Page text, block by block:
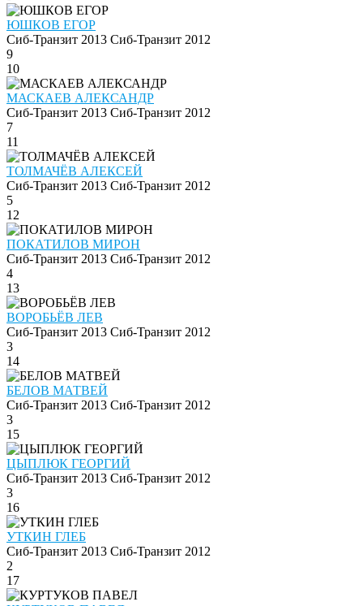
ЮШКОВ ЕГОР
Сиб-Транзит 2013 Сиб-Транзит 2012
9
10
МАСКАЕВ АЛЕКСАНДР
Сиб-Транзит 2013 Сиб-Транзит 2012
7
11
ТОЛМАЧЁВ АЛЕКСЕЙ
Сиб-Транзит 2013 Сиб-Транзит 2012
5
12
ПОКАТИЛОВ МИРОН
Сиб-Транзит 2013 Сиб-Транзит 2012
4
13
ВОРОБЬЁВ ЛЕВ
Сиб-Транзит 2013 Сиб-Транзит 2012
3
14
БЕЛОВ МАТВЕЙ
Сиб-Транзит 2013 Сиб-Транзит 2012
3
15
ЦЫПЛЮК ГЕОРГИЙ
Сиб-Транзит 2013 Сиб-Транзит 2012
3
16
УТКИН ГЛЕБ
Сиб-Транзит 2013 Сиб-Транзит 2012
2
17